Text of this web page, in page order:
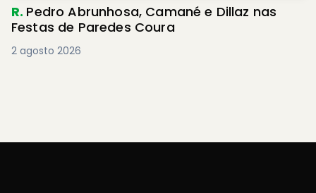
R. Pedro Abrunhosa, Camané e Dillaz nas
Festas de Paredes Coura
2 agosto 2026